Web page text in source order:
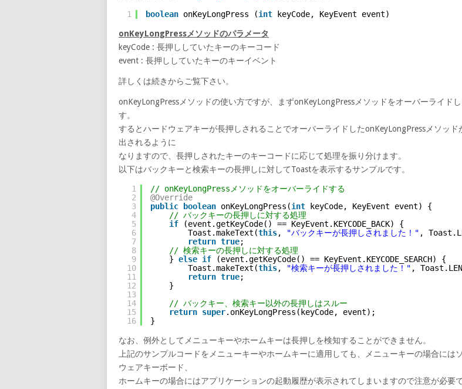
1 boolean onKeyLongPress (int keyCode, KeyEvent event)
onKeyLongPressメソッドのパラメータ
keyCode : 長押ししていたキーのキーコード
event : 長押ししていたキーのキーイベント
詳しくは続きからご覧下さい。
onKeyLongPressメソッドの使い方ですが、まずonKeyLongPressメソッドをオーバーライドし
す。
するとハードウェアキーが長押しされることでオーバーライドしたonKeyLongPressメソッド
出されるように
なりますので、長押しされたキーのキーコードに応じて処理を振り分けます。
以下はバックキーと検索キーの長押しに対してToastを表示するサンプルです。
1
2
3
4
5
6
7
8
9
10
11
12
13
14
15
16
// onKeyLongPressメソッドをオーバーライドする
@Override
public
boolean onKeyLongPress(int
keyCode, KeyEvent event) {
// バックキーの長押しに対する処理
if
(event.getKeyCode() == KeyEvent.KEYCODE_BACK) {
Toast.makeText(this, "バックキーが長押しされました！" ,
return true;
// 検索キーの長押しに対する処理
} else if
(event.getKeyCode() == KeyEvent.KEYCODE_SEARCH) {
Toast.makeText(this, "検索キーが長押しされました！" ,
return true;
}
// バックキー、検索キー以外の長押しはスルー
return super.onKeyLongPress(keyCode, event);
}
なお、例外としてメニューキーやホームキーは長押しを検知することができません。
上記のサンプルコードをメニューキーやホームキーに適用しても、メニューキーの場合には
ウェアキーボード、
ホームキーの場合にはアプリケーションの起動履歴が表示されてしまいますので注意が必要で